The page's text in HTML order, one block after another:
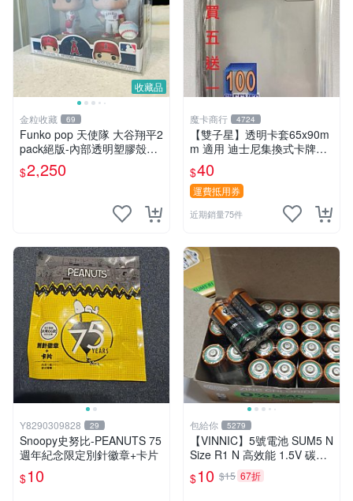
收藏品
金粒收藏 69
Funko pop 天使隊 大谷翔平2
pack絕版-內部透明塑膠殼損
傷、盒損、公仔本體全新
$2,250
魔卡商行 4724
【雙子星】透明卡套65x90m
m 適用 迪士尼集換式卡牌遊
戲 Disney Lorcana Reign of
Jafar
$40
運費抵用券
近期銷量75件
Y8290309828 29
Snoopy史努比-PEANUTS 75
週年紀念限定別針徽章+卡片
$10
包給你 5279
【VINNIC】5號電池 SUM5 N
Size R1 N 高效能 1.5V 碳鋅
電池 鋅錳
$10 $15 67折